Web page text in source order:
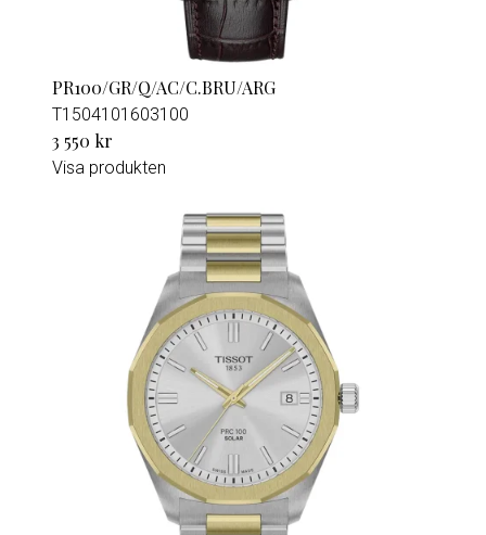
PR100/GR/Q/AC/C.BRU/ARG
T1504101603100
3 550 kr
Visa produkten